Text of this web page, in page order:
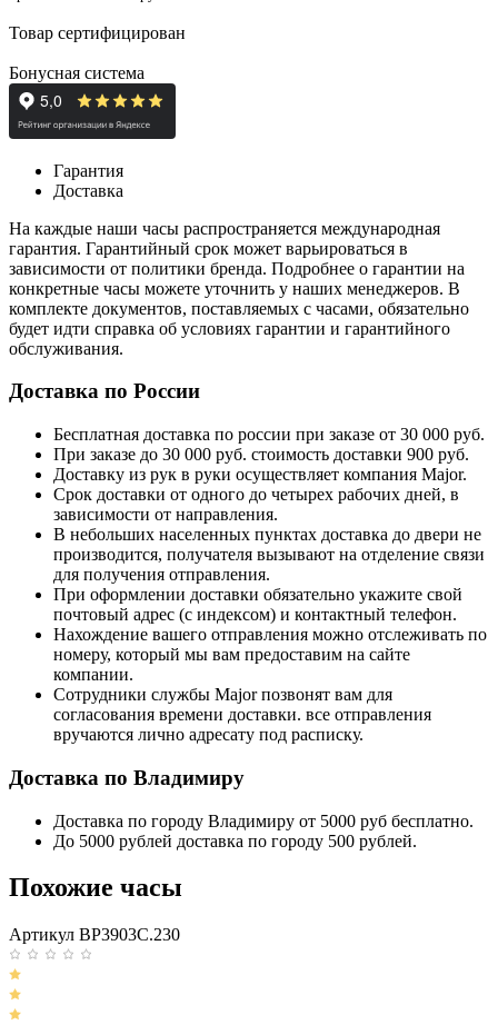
Товар сертифицирован
Бонусная система
Гарантия
Доставка
На каждые наши часы распространяется международная
гарантия. Гарантийный срок может варьироваться в
зависимости от политики бренда. Подробнее о гарантии на
конкретные часы можете уточнить у наших менеджеров. В
комплекте документов, поставляемых с часами, обязательно
будет идти справка об условиях гарантии и гарантийного
обслуживания.
Доставка по России
Бесплатная доставка по россии при заказе от 30 000 руб.
При заказе до 30 000 руб. стоимость доставки 900 руб.
Доставку из рук в руки осуществляет компания Major.
Срок доставки от одного до четырех рабочих дней, в
зависимости от направления.
В небольших населенных пунктах доставка до двери не
производится, получателя вызывают на отделение связи
для получения отправления.
При оформлении доставки обязательно укажите свой
почтовый адрес (с индексом) и контактный телефон.
Нахождение вашего отправления можно отслеживать по
номеру, который мы вам предоставим на сайте
компании.
Сотрудники службы Major позвонят вам для
согласования времени доставки. все отправления
вручаются лично адресату под расписку.
Доставка по Владимиру
Доставка по городу Владимиру от 5000 руб бесплатно.
До 5000 рублей доставка по городу 500 рублей.
Похожие часы
Артикул BP3903C.230